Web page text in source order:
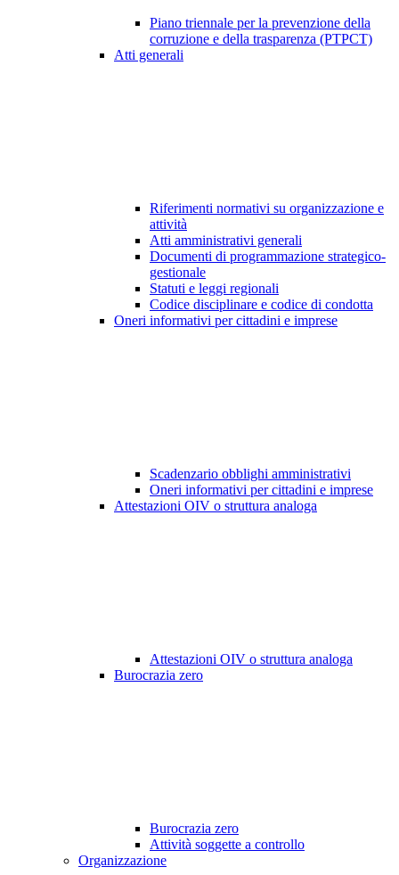
Piano triennale per la prevenzione della
corruzione e della trasparenza (PTPCT)
Atti generali
Riferimenti normativi su organizzazione e
attività
Atti amministrativi generali
Documenti di programmazione strategico-
gestionale
Statuti e leggi regionali
Codice disciplinare e codice di condotta
Oneri informativi per cittadini e imprese
Scadenzario obblighi amministrativi
Oneri informativi per cittadini e imprese
Attestazioni OIV o struttura analoga
Attestazioni OIV o struttura analoga
Burocrazia zero
Burocrazia zero
Attività soggette a controllo
Organizzazione